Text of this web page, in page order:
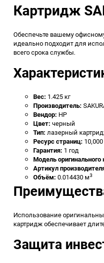
Картридж
Обеспечьте вашему
идеально подходит для
всего срока службы.
Вес: 1.425 кг
Производитель:
Вендор: HP
Цвет: черный
Тип: лазерный
Ресурс страниц:
Гарантия: 1 год
Модель
Артикул
Объём: 0.014430 м3
Использование
картридж обеспечивает
Защита